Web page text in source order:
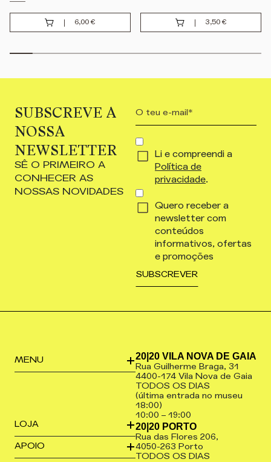
6,00 € 3,50 €
SUBSCREVE A
NOSSA
NEWSLETTER
SÊ O PRIMEIRO A
CONHECER AS
NOSSAS NOVIDADES
Your
(Obrigatório)
CONCENT
(OBRIGATÓRIO)
Li e compreendi a
Política de
privacidade.
Quero receber a
newsletter com
conteúdos
informativos, ofertas
e promoções
MENU
LOJA
APOIO
20|20 VILA NOVA DE GAIA
Rua Guilherme Braga, 31
4400-174 Vila Nova de Gaia
TODOS OS DIAS
(última entrada no museu
18:00)
10:00 – 19:00
20|20 PORTO
Rua das Flores 206,
4050-263 Porto
TODOS OS DIAS